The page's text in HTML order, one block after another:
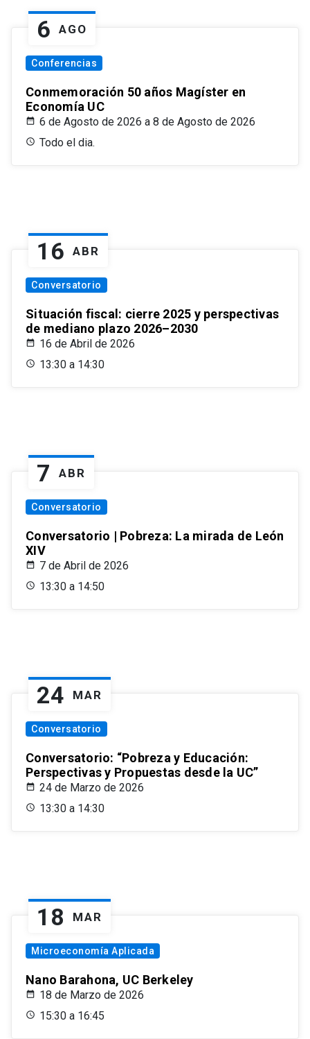
6 AGO
Conferencias
Conmemoración 50 años Magíster en
Economía UC
6 de Agosto de 2026 a 8 de Agosto de 2026
Todo el dia.
16 ABR
Conversatorio
Situación fiscal: cierre 2025 y perspectivas
de mediano plazo 2026–2030
16 de Abril de 2026
13:30 a 14:30
7 ABR
Conversatorio
Conversatorio | Pobreza: La mirada de León
XIV
7 de Abril de 2026
13:30 a 14:50
24 MAR
Conversatorio
Conversatorio: “Pobreza y Educación:
Perspectivas y Propuestas desde la UC”
24 de Marzo de 2026
13:30 a 14:30
18 MAR
Microeconomía Aplicada
Nano Barahona, UC Berkeley
18 de Marzo de 2026
15:30 a 16:45